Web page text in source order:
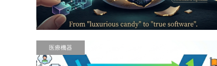
医療機器